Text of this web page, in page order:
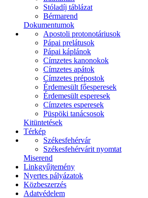
Stóladíj táblázat
Bérmarend
Dokumentumok
Apostoli protonotáriusok
Pápai prelátusok
Pápai káplánok
Címzetes kanonokok
Címzetes apátok
Címzetes prépostok
Érdemesült főesperesek
Érdemesült esperesek
Címzetes esperesek
Püspöki tanácsosok
Kitüntetések
Térkép
Székesfehérvár
Székesfehérvárit nyomtat
Miserend
Linkgyűjtemény
Nyertes pályázatok
Közbeszerzés
Adatvédelem